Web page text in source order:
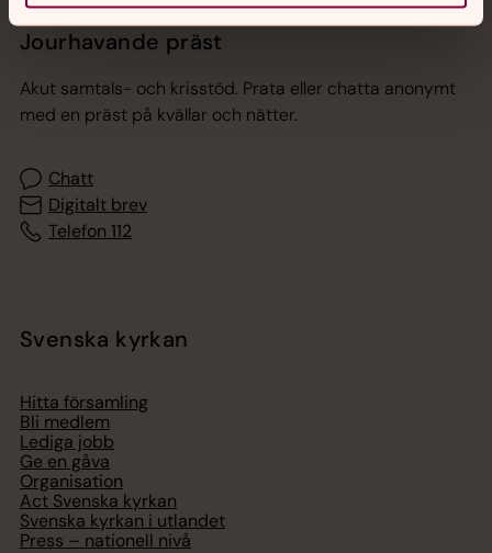
Jourhavande präst
Akut samtals- och krisstöd. Prata eller chatta anonymt
med en präst på kvällar och nätter.
Chatt
Digitalt brev
Telefon 112
Svenska kyrkan
Hitta församling
Bli medlem
Lediga jobb
Ge en gåva
Organisation
Act Svenska kyrkan
Svenska kyrkan i utlandet
Press – nationell nivå